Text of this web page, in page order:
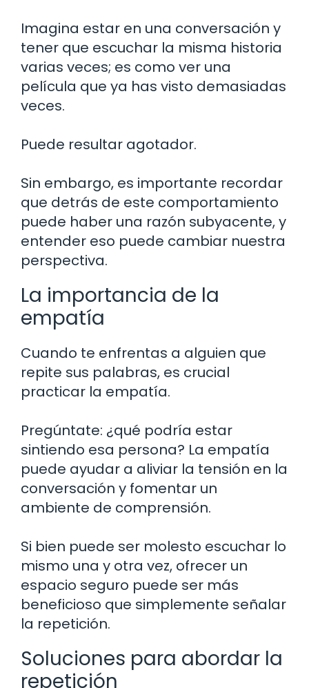
Imagina estar en una conversación y
tener que escuchar la misma historia
varias veces; es como ver una
película que ya has visto demasiadas
veces.
Puede resultar agotador.
Sin embargo, es importante recordar
que detrás de este comportamiento
puede haber una razón subyacente, y
entender eso puede cambiar nuestra
perspectiva.
La importancia de la
empatía
Cuando te enfrentas a alguien que
repite sus palabras, es crucial
practicar la empatía.
Pregúntate: ¿qué podría estar
sintiendo esa persona? La empatía
puede ayudar a aliviar la tensión en la
conversación y fomentar un
ambiente de comprensión.
Si bien puede ser molesto escuchar lo
mismo una y otra vez, ofrecer un
espacio seguro puede ser más
beneficioso que simplemente señalar
la repetición.
Soluciones para abordar la
repetición